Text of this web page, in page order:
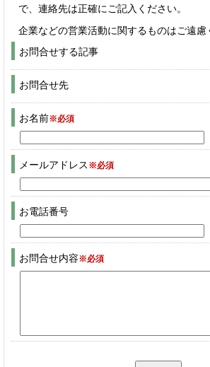
で、連絡先は正確にご記入ください。
企業などの営業活動に関するものはご遠慮
お問合せする記事
お問合せ先
お名前※必須
メールアドレス ※必須
お電話番号
お問合せ内容※必須